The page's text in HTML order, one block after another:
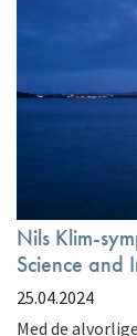
Nils Klim-
Science and
25.04.2024
Med de